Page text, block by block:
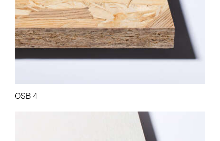
OSB 4